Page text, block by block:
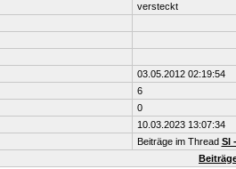
versteckt
03.05.2012 02:19:54
6
0
10.03.2023 13:07:34
Beiträge im Thread Sl